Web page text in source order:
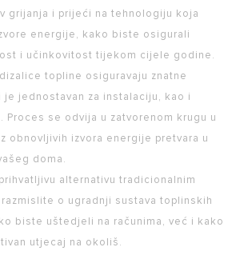
grijanja i prijeći na tehnologiju koja
energije, kako biste osigurali
i učinkovitost tijekom cijele godine.
topline osiguravaju znatne
je jednostavan za instalaciju, kao i
Proces se odvija u zatvorenom krugu u
obnovljivih izvora energije pretvara u
doma.
alternativu tradicionalnim
o ugradnji sustava toplinskih
biste uštedjeli na računima, već i kako
utjecaj na okoliš.